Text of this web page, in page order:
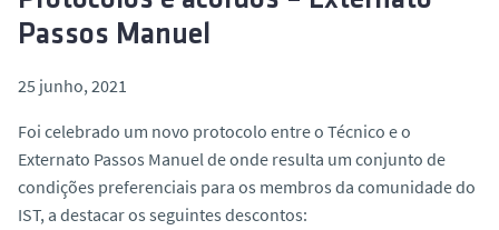
Passos Manuel
25 junho, 2021
Foi celebrado um novo protocolo entre o Técnico e o
Externato Passos Manuel de onde resulta um conjunto de
condições preferenciais para os membros da comunidade do
IST, a destacar os seguintes descontos: